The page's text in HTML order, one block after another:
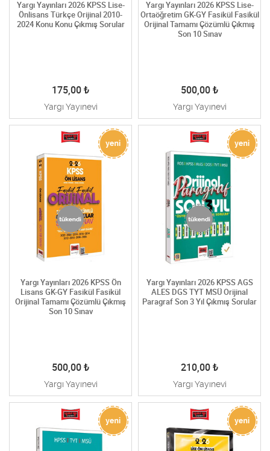
Yargı Yayınları 2026 KPSS Lise-
Önlisans Türkçe Orijinal 2010-
2024 Konu Konu Çıkmış Sorular
175,00 ₺
Yargı Yayınevi
Yargı Yayınları 2026 KPSS Lise-
Ortaöğretim GK-GY Fasikül Fasikül
Orijinal Tamamı Çözümlü Çıkmış
Son 10 Sınav
500,00 ₺
Yargı Yayınevi
Yargı Yayınları 2026 KPSS Ön
Lisans GK-GY Fasikül Fasikül
Orijinal Tamamı Çözümlü Çıkmış
Son 10 Sınav
500,00 ₺
Yargı Yayınevi
Yargı Yayınları 2026 KPSS AGS
ALES DGS TYT MSÜ Orijinal
Paragraf Son 3 Yıl Çıkmış Sorular
210,00 ₺
Yargı Yayınevi